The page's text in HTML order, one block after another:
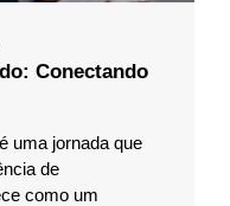
Conectando
uma jornada que
de
como um